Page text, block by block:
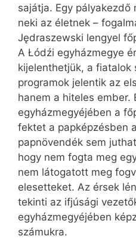
sajátja. Egy pályakezdő
neki az életnek –
Jędraszewski lengyel
A Łódźi egyházmegye
kijelenthetjük, a fiatalok
programok jelentik az
hanem a hiteles ember.
egyházmegyéjében a
fektet a papképzésben
papnövendék sem
hogy nem fogta meg
nem látogatott meg
elesetteket. Az érsek
tekinti az ifjúsági
egyházmegyéjében
számukra.